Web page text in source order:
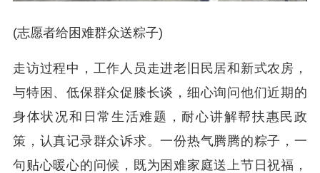
(志愿者给困难群众送粽子)
走访过程中，工作人员走进老旧民居和新式农房，
与特困、低保群众促膝长谈，细心询问他们近期的
身体状况和日常生活难题，耐心讲解帮扶惠民政
策，认真记录群众诉求。一份热气腾腾的粽子，一
句贴心暖心的问候，既为困难家庭送上节日祝福，